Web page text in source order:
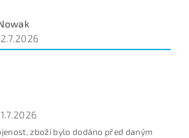
zboží bylo dodáno před daným